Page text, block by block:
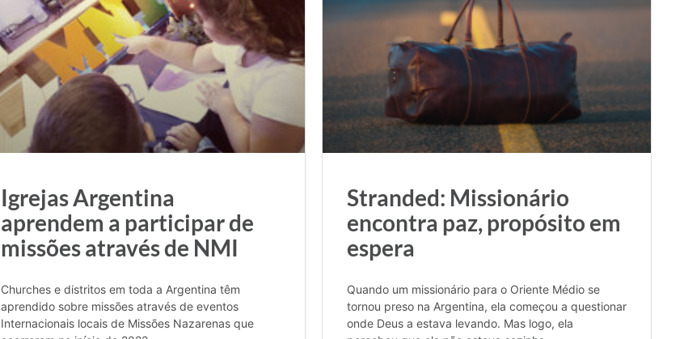
Igrejas Argentina
aprendem a participar de
missões através de NMI
Churches e distritos em toda a Argentina têm
aprendido sobre missões através de eventos
Internacionais locais de Missões Nazarenas que
Stranded: Missionário
encontra paz, propósito em
espera
Quando um missionário para o Oriente Médio se
tornou preso na Argentina, ela começou a questionar
onde Deus a estava levando. Mas logo, ela